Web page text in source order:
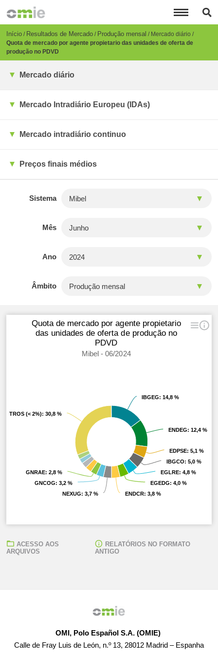
para
conteúdo
principal
Breadcrumb
Início Resultados de Mercado Produção mensal
Mercado diário
Quota de mercado por agente propietario das unidades de oferta de
produção no PDVD
Mercado diário
Mercado Intradiário Europeu (IDAs)
Mercado intradiário continuo
Preços finais médios
Sistema
Mês
Ano
Âmbito
Quota de mercado por agente propietario
das unidades de oferta de produção no
PDVD
Mibel - 06/2024
IBGEG: 14,8 %
IBGEG: 14,8 %
ENDEG: 12,4 %
ENDEG: 12,4 %
EDPSE: 5,1 %
EDPSE: 5,1 %
IBGCO: 5,0 %
IBGCO: 5,0 %
EGLRE: 4,8 %
EGLRE: 4,8 %
EGEDG: 4,0 %
EGEDG: 4,0 %
ENDCR: 3,8 %
ENDCR: 3,8 %
NEXUG: 3,7 %
NEXUG: 3,7 %
GNCOG: 3,2 %
GNCOG: 3,2 %
GNRAE: 2,8 %
GNRAE: 2,8 %
OTROS (< 2%): 30,8 %
OTROS (< 2%): 30,8 %
ACESSO AOS
ARQUIVOS
RELATÓRIOS NO FORMATO
ANTIGO
OMI, Polo Español S.A. (OMIE)
Calle de Fray Luis de León, n.º 13, 28012 Madrid – Espanha